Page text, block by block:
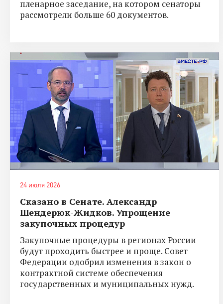
пленарное заседание, на котором сенаторы
рассмотрели больше 60 документов.
24 июля 2026
Сказано в Сенате. Александр
Шендерюк-Жидков. Упрощение
закупочных процедур
Закупочные процедуры в регионах России
будут проходить быстрее и проще. Совет
Федерации одобрил изменения в закон о
контрактной системе обеспечения
государственных и муниципальных нужд.